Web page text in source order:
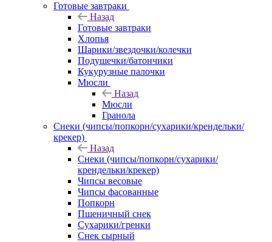
Готовые завтраки
Назад
Готовые завтраки
Хлопья
Шарики/звездочки/колечки
Подушечки/батончики
Кукурузные палочки
Мюсли
Назад
Мюсли
Гранола
Снеки (чипсы/попкорн/сухарики/крендельки/
крекер)
Назад
Снеки (чипсы/попкорн/сухарики/
крендельки/крекер)
Чипсы весовые
Чипсы фасованные
Попкорн
Пшеничный снек
Сухарики/гренки
Снек сырный